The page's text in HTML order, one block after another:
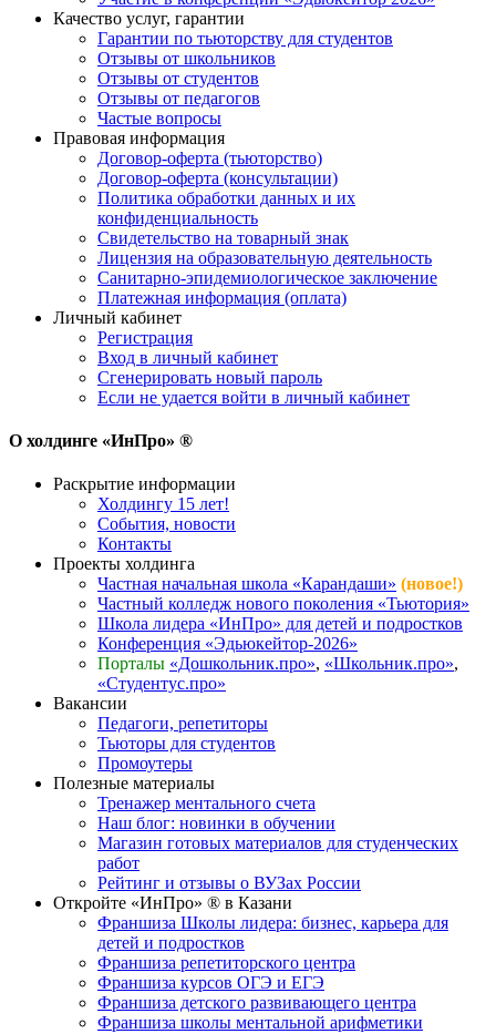
Качество услуг, гарантии
Гарантии по тьюторству для студентов
Отзывы от школьников
Отзывы от студентов
Отзывы от педагогов
Частые вопросы
Правовая информация
Договор-оферта (тьюторство)
Договор-оферта (консультации)
Политика обработки данных и их
конфиденциальность
Свидетельство на товарный знак
Лицензия на образовательную деятельность
Санитарно-эпидемиологическое заключение
Платежная информация (оплата)
Личный кабинет
Регистрация
Вход в личный кабинет
Сгенерировать новый пароль
Если не удается войти в личный кабинет
О холдинге «ИнПро» ®
Раскрытие информации
Холдингу 15 лет!
События, новости
Контакты
Проекты холдинга
Частная начальная школа «Карандаши» (новое!)
Частный колледж нового поколения «Тьютория»
Школа лидера «ИнПро» для детей и подростков
Конференция «Эдьюкейтор-2026»
Порталы «Дошкольник.про», «Школьник.про»,
«Студентус.про»
Вакансии
Педагоги, репетиторы
Тьюторы для студентов
Промоутеры
Полезные материалы
Тренажер ментального счета
Наш блог: новинки в обучении
Магазин готовых материалов для студенческих
работ
Рейтинг и отзывы о ВУЗах России
Откройте «ИнПро» ® в Казани
Франшиза Школы лидера: бизнес, карьера для
детей и подростков
Франшиза репетиторского центра
Франшиза курсов ОГЭ и ЕГЭ
Франшиза детского развивающего центра
Франшиза школы ментальной арифметики